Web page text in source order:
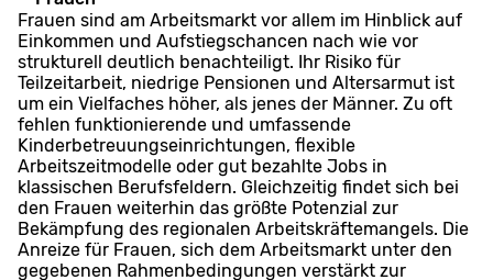
Frauen sind am Arbeitsmarkt vor allem im Hinblick auf
Einkommen und Aufstiegschancen nach wie vor
strukturell deutlich benachteiligt. Ihr Risiko für
Teilzeitarbeit, niedrige Pensionen und Altersarmut ist
um ein Vielfaches höher, als jenes der Männer. Zu oft
fehlen funktionierende und umfassende
Kinderbetreuungseinrichtungen, flexible
Arbeitszeitmodelle oder gut bezahlte Jobs in
klassischen Berufsfeldern. Gleichzeitig findet sich bei
den Frauen weiterhin das größte Potenzial zur
Bekämpfung des regionalen Arbeitskräftemangels. Die
Anreize für Frauen, sich dem Arbeitsmarkt unter den
gegebenen Rahmenbedingungen verstärkt zur